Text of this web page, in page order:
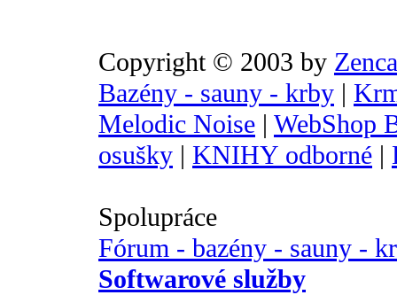
Copyright © 2003 by
Bazény - sauny - krby |
Melodic Noise | WebShop
osušky | KNIHY odborné |
Spolupráce
Fórum - bazény - sauny -
Softwarové služby